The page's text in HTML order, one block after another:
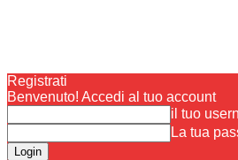
Registrati
Benvenuto! Accedi al tuo account
il tuo
La tua